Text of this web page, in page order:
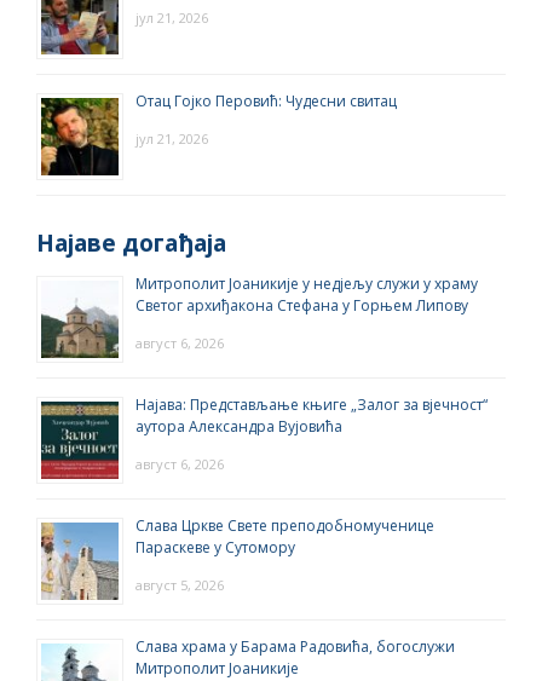
јул 21, 2026
Отац Гојко Перовић: Чудесни свитац
јул 21, 2026
Најаве догађаја
Митрополит Јоаникије у недјељу служи у храму
Светог архиђакона Стефана у Горњем Липову
август 6, 2026
Најава: Представљање књиге „Залог за вјечност“
аутора Александра Вујовића
август 6, 2026
Слава Цркве Свете преподобномученице
Параскеве у Сутомору
август 5, 2026
Слава храма у Барама Радовића, богослужи
Митрополит Јоаникије